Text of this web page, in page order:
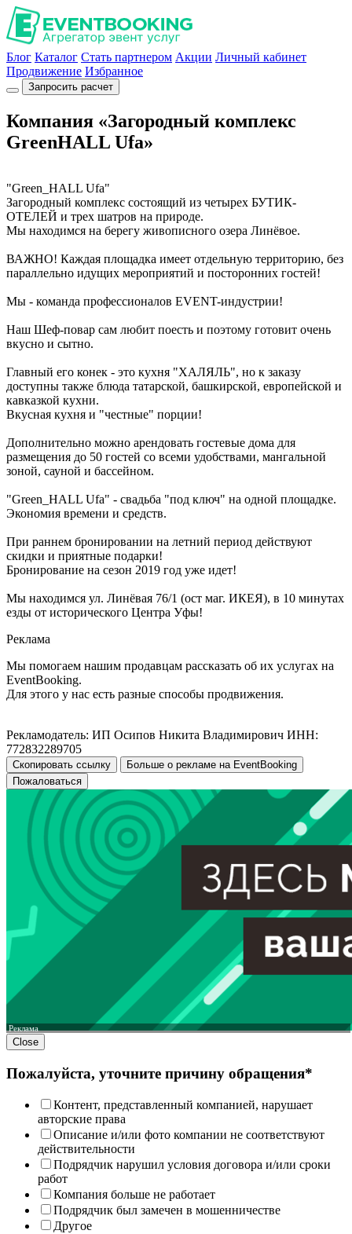
Блог Каталог Стать партнером Акции Личный кабинет
Продвижение Избранное
Запросить расчет
Компания «Загородный комплекс
GreenHALL Ufa»
"Green_HALL Ufa"
Загородный комплекс состоящий из четырех БУТИК-
ОТЕЛЕЙ и трех шатров на природе.
Мы находимся на берегу живописного озера Линёвое.
ВАЖНО! Каждая площадка имеет отдельную территорию, без
параллельно идущих мероприятий и посторонних гостей!
Мы - команда профессионалов EVENT-индустрии!
Наш Шеф-повар сам любит поесть и поэтому готовит очень
вкусно и сытно.
Главный его конек - это кухня "ХАЛЯЛЬ", но к заказу
доступны также блюда татарской, башкирской, европейской и
кавказкой кухни.
Вкусная кухня и "честные" порции!
Дополнительно можно арендовать гостевые дома для
размещения до 50 гостей со всеми удобствами, мангальной
зоной, сауной и бассейном.
"Green_НALL Ufa" - свадьба "под ключ" на одной площадке.
Экономия времени и средств.
При раннем бронировании на летний период действуют
скидки и приятные подарки!
Бронирование на сезон 2019 год уже идет!
Мы находимся ул. Линёвая 76/1 (ост маг. ИКЕЯ), в 10 минутах
езды от исторического Центра Уфы!
Реклама
Мы помогаем нашим продавцам рассказать об их услугах на
EventBooking.
Для этого у нас есть разные способы продвижения.
Рекламодатель: ИП Осипов Никита Владимирович ИНН:
772832289705
Скопировать ссылку
Больше о рекламе на EventBooking
Пожаловаться
Реклама
Close
Пожалуйста, уточните причину обращения*
Контент, представленный компанией, нарушает
авторские права
Описание и/или фото компании не соответствуют
действительности
Подрядчик нарушил условия договора и/или сроки
работ
Компания больше не работает
Подрядчик был замечен в мошенничестве
Другое